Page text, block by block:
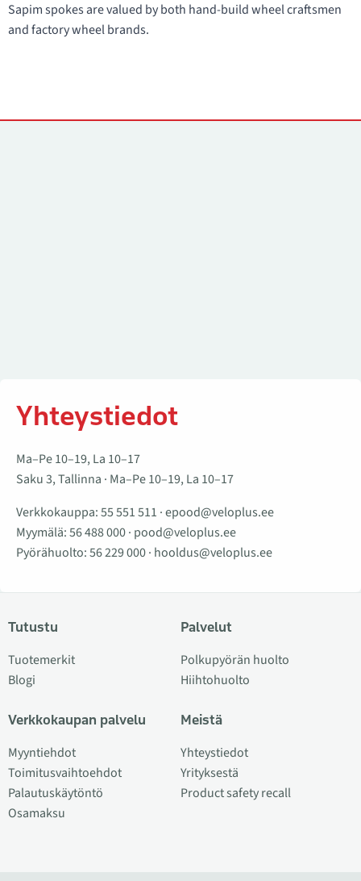
Sapim spokes are valued by both hand-build wheel craftsmen
and factory wheel brands.
Yhteystiedot
Ma–Pe 10–19, La 10–17
Saku 3, Tallinna · Ma–Pe 10–19, La 10–17
Verkkokauppa:55 551 511 ·epood@veloplus.ee
Myymälä:56 488 000· pood@veloplus.ee
Pyörähuolto:56 229 000· hooldus@veloplus.ee
Tutustu
Tuotemerkit
Blogi
Verkkokaupan palvelu
Myyntiehdot
Toimitusvaihtoehdot
Palautuskäytöntö
Osamaksu
Palvelut
Polkupyörän huolto
Hiihtohuolto
Meistä
Yhteystiedot
Yrityksestä
Product safety recall